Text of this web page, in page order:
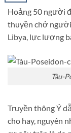
Hoảng 50 người
thuyền chở
Libya, lực lượng
Tàu-
Truyền thông Ý
cho hay, nguyên